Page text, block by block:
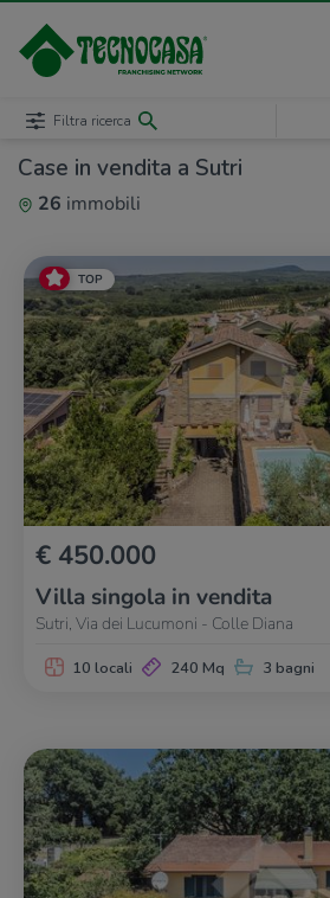
Case in vendita a Sutri
26 immobili
Filtra ricerca
TOP
€ 450.000
Villa singola in vendita
Sutri, Via dei Lucumoni - Colle Diana
10 locali 240 Mq 3 bagni